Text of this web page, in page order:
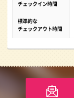
チェックイン時間
標準的な
チェックアウト時間